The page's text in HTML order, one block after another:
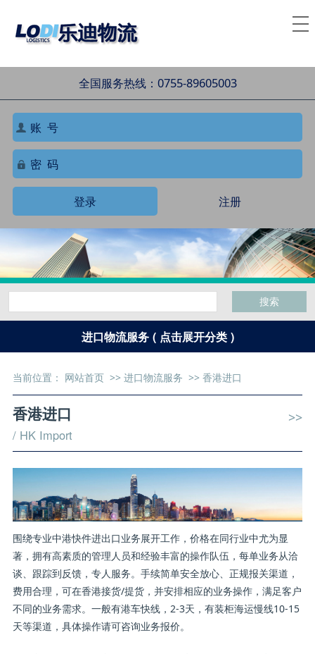
全国服务热线：0755-89605003
登录 注册
搜索
进口物流服务 ( 点击展开分类 )
当前位置： 网站首页>> 进口物流服务 >> 香港进口
香港进口
/ HK Import
>>
围绕专业中港快件进出口业务展开工作，价格在同行业中尤为显
著，拥有高素质的管理人员和经验丰富的操作队伍，每单业务从洽
谈、跟踪到反馈，专人服务。手续简单安全放心、正规报关渠道，
费用合理，可在香港接货/提货，并安排相应的业务操作，满足客户
不同的业务需求。一般有港车快线，2-3天，有装柜海运慢线10-15
天等渠道，具体操作请可咨询业务报价。